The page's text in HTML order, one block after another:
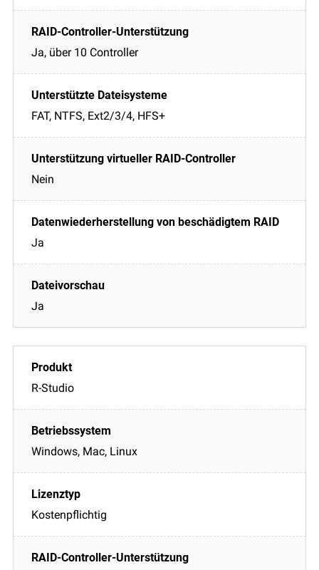
Ja, über 10 Controller
FAT, NTFS, Ext2/3/4, HFS+
Nein
Ja
Ja
R-Studio
Windows, Mac, Linux
Kostenpflichtig